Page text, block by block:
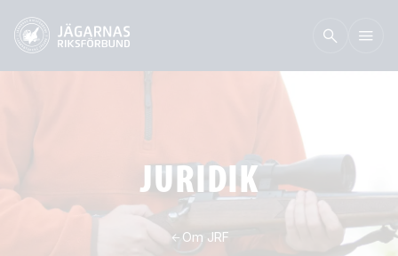
JURIDIK
Om JRF